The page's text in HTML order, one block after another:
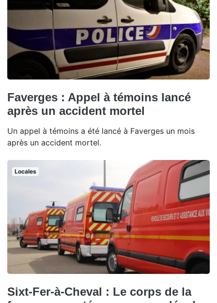
Faverges : Appel à témoins lancé
après un accident mortel
Un appel à témoins a été lancé à Faverges un mois
après un accident mortel.
Locales
Sixt-Fer-à-Cheval : Le corps de la